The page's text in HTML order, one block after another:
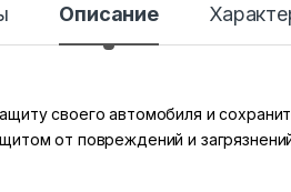
Описание
своего автомобиля и
от повреждений и